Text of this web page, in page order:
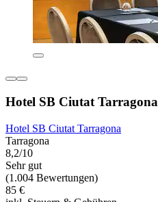
Hotel SB Ciutat Tarragona
Hotel SB Ciutat Tarragona
Tarragona
8,2/10
Sehr gut
(1.004 Bewertungen)
85 €